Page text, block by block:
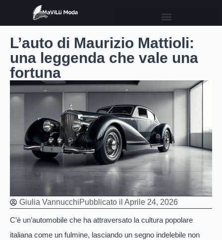
L’auto di Maurizio Mattioli:
una leggenda che vale una
fortuna
Giulia VannucchiPubblicato il Aprile 24, 2026
C’è un’automobile che ha attraversato la cultura popolare
italiana come un fulmine, lasciando un segno indelebile non